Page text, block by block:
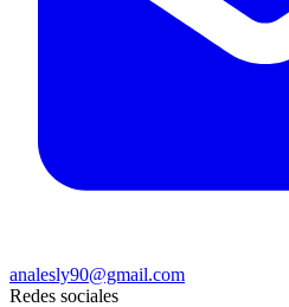
analesly90@gmail.com
Redes sociales